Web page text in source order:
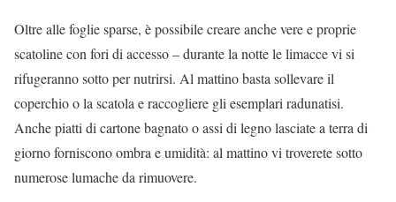
Oltre alle foglie sparse, è possibile creare anche vere e proprie
scatoline con fori di accesso – durante la notte le limacce vi si
rifugeranno sotto per nutrirsi. Al mattino basta sollevare il
coperchio o la scatola e raccogliere gli esemplari radunatisi.
Anche piatti di cartone bagnato o assi di legno lasciate a terra di
giorno forniscono ombra e umidità: al mattino vi troverete sotto
numerose lumache da rimuovere.